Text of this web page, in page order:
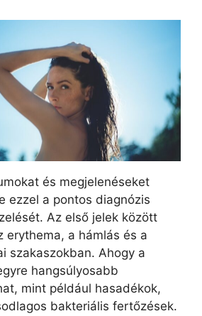
és megjelenéseket
ezzel a pontos diagnózis
Az első jelek között
erythema, a hámlás és a
szakaszokban. Ahogy a
hangsúlyosabb
mint például hasadékok,
bakteriális fertőzések.